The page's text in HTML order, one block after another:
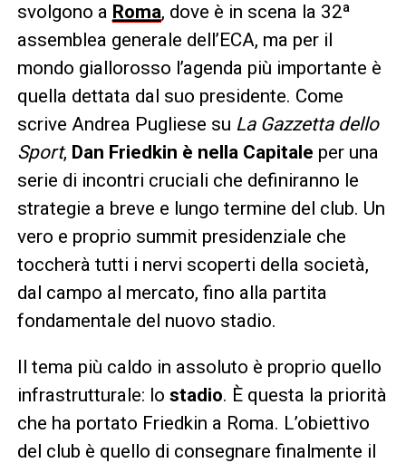
svolgono a Roma, dove è in scena la 32ª
assemblea generale dell’ECA, ma per il
mondo giallorosso l’agenda più importante è
quella dettata dal suo presidente. Come
scrive Andrea Pugliese su La Gazzetta dello
Sport, Dan Friedkin è nella Capitale per una
serie di incontri cruciali che definiranno le
strategie a breve e lungo termine del club. Un
vero e proprio summit presidenziale che
toccherà tutti i nervi scoperti della società,
dal campo al mercato, fino alla partita
fondamentale del nuovo stadio.
Il tema più caldo in assoluto è proprio quello
infrastrutturale: lo stadio. È questa la priorità
che ha portato Friedkin a Roma. L’obiettivo
del club è quello di consegnare finalmente il